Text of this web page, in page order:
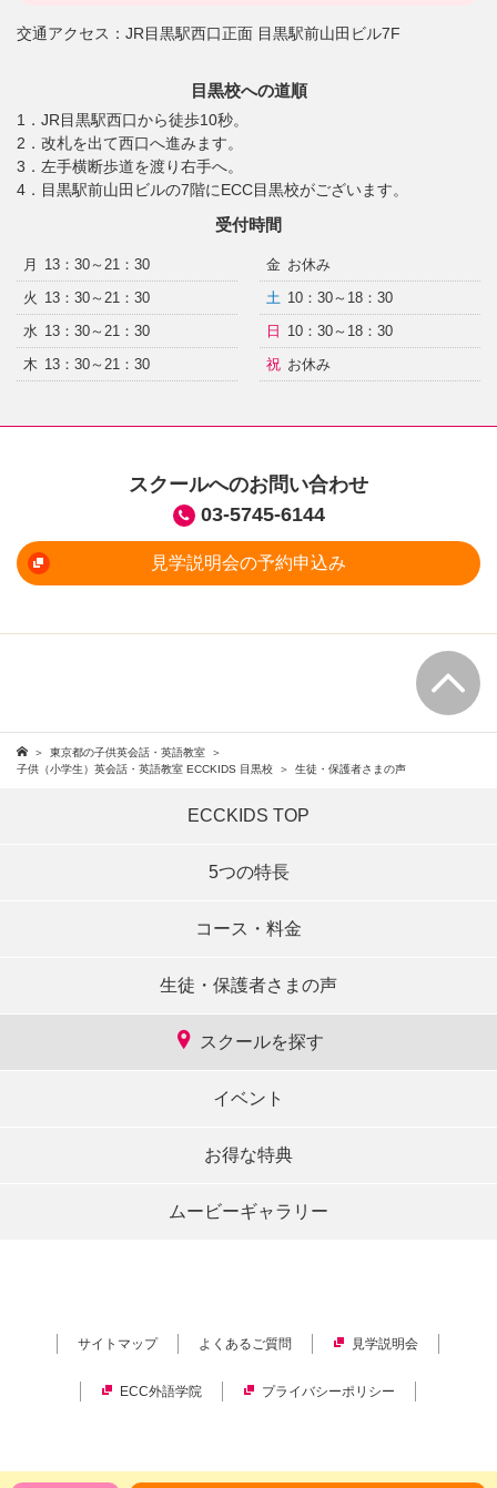
交通アクセス： JR目黒駅西口正面 目黒駅前山田ビル7F
目黒校への道順
1．JR目黒駅西口から徒歩10秒。
2．改札を出て西口へ進みます。
3．左手横断歩道を渡り右手へ。
4．目黒駅前山田ビルの7階にECC目黒校がございます。
受付時間
月
13：30～21：30
火 13：30～21：30
水 13：30～21：30
木 13：30～21：30
金 お休み
土 10：30～18：30
日
10：30～18：30
祝 お休み
スクールへのお問い合わせ
03-5745-6144
見学説明会の予約申込み
東京都の子供英会話・英語教室
子供（小学生）英会話・英語教室 ECCKIDS 目黒校
生徒・保護者さまの声
ECCKIDS TOP
5つの特長
コース・料金
生徒・保護者さまの声
スクールを探す
イベント
お得な特典
ムービーギャラリー
サイトマップ よくあるご質問 見学説明会
ECC外語学院 プライバシーポリシー